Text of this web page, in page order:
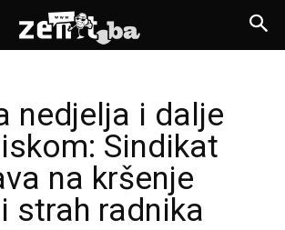
nedjelja i dalje
Sindikat
na kršenje
strah radnika